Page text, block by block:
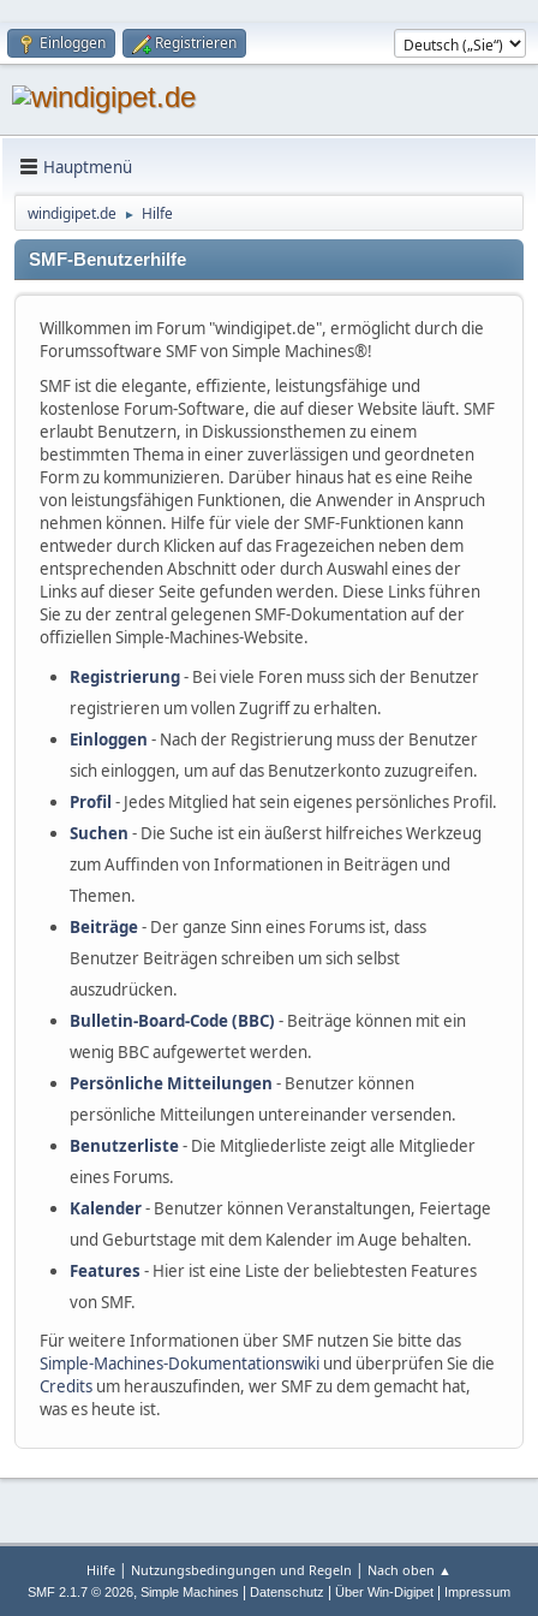
Einloggen Registrieren
Hauptmenü
windigipet.de ► Hilfe
SMF-Benutzerhilfe
Willkommen im Forum "windigipet.de", ermöglicht durch die
Forumssoftware SMF von Simple Machines®!
SMF ist die elegante, effiziente, leistungsfähige und
kostenlose Forum-Software, die auf dieser Website läuft. SMF
erlaubt Benutzern, in Diskussionsthemen zu einem
bestimmten Thema in einer zuverlässigen und geordneten
Form zu kommunizieren. Darüber hinaus hat es eine Reihe
von leistungsfähigen Funktionen, die Anwender in Anspruch
nehmen können. Hilfe für viele der SMF-Funktionen kann
entweder durch Klicken auf das Fragezeichen neben dem
entsprechenden Abschnitt oder durch Auswahl eines der
Links auf dieser Seite gefunden werden. Diese Links führen
Sie zu der zentral gelegenen SMF-Dokumentation auf der
offiziellen Simple-Machines-Website.
Registrierung- Bei viele Foren muss sich der Benutzer
registrieren um vollen Zugriff zu erhalten.
Einloggen - Nach der Registrierung muss der Benutzer
sich einloggen, um auf das Benutzerkonto zuzugreifen.
Profil - Jedes Mitglied hat sein eigenes persönliches Profil.
Suchen - Die Suche ist ein äußerst hilfreiches Werkzeug
zum Auffinden von Informationen in Beiträgen und
Themen.
Beiträge- Der ganze Sinn eines Forums ist, dass
Benutzer Beiträgen schreiben um sich selbst
auszudrücken.
Bulletin-Board-Code (BBC) - Beiträge können mit ein
wenig BBC aufgewertet werden.
Persönliche Mitteilungen - Benutzer können
persönliche Mitteilungen untereinander versenden.
Benutzerliste- Die Mitgliederliste zeigt alle Mitglieder
eines Forums.
Kalender- Benutzer können Veranstaltungen, Feiertage
und Geburtstage mit dem Kalender im Auge behalten.
Features - Hier ist eine Liste der beliebtesten Features
von SMF.
Für weitere Informationen über SMF nutzen Sie bitte das
Simple-Machines-Dokumentationswiki und überprüfen Sie die
Credits um herauszufinden, wer SMF zu dem gemacht hat,
was es heute ist.
Hilfe | Nutzungsbedingungen und Regeln | Nach oben ▲
SMF 2.1.7 © 2026, Simple Machines Datenschutz Über Win-Digipet Impressum